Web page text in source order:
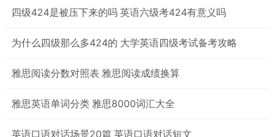
四级424是被压下来的吗 英语六级考424有意义吗
为什么四级那么多424的 大学英语四级考试备考攻略
雅思阅读分数对照表 雅思阅读成绩换算
雅思英语单词分类 雅思8000词汇大全
英语口语对话场景20篇 英语口语对话短文